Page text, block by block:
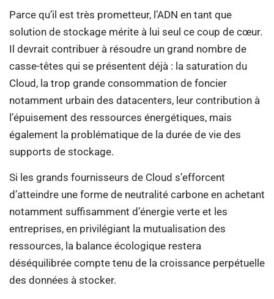
Parce qu’il est très prometteur, l’ADN en tant que
solution de stockage mérite à lui seul ce coup de cœur.
Il devrait contribuer à résoudre un grand nombre de
casse-têtes qui se présentent déjà : la saturation du
Cloud, la trop grande consommation de foncier
notamment urbain des datacenters, leur contribution à
l’épuisement des ressources énergétiques, mais
également la problématique de la durée de vie des
supports de stockage.
Si les grands fournisseurs de Cloud s’efforcent
d’atteindre une forme de neutralité carbone en achetant
notamment suffisamment d’énergie verte et les
entreprises, en privilégiant la mutualisation des
ressources, la balance écologique restera
déséquilibrée compte tenu de la croissance perpétuelle
des données à stocker.